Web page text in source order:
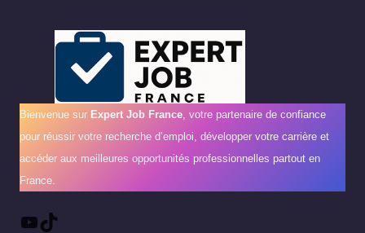
Bienvenue sur Expert Job France, votre partenaire de confiance
pour réussir votre recherche d’emploi, développer votre carrière et
accéder aux meilleures opportunités professionnelles partout en
France.
YouTube
TikTok